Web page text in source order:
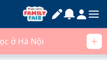
ở Hà Nội